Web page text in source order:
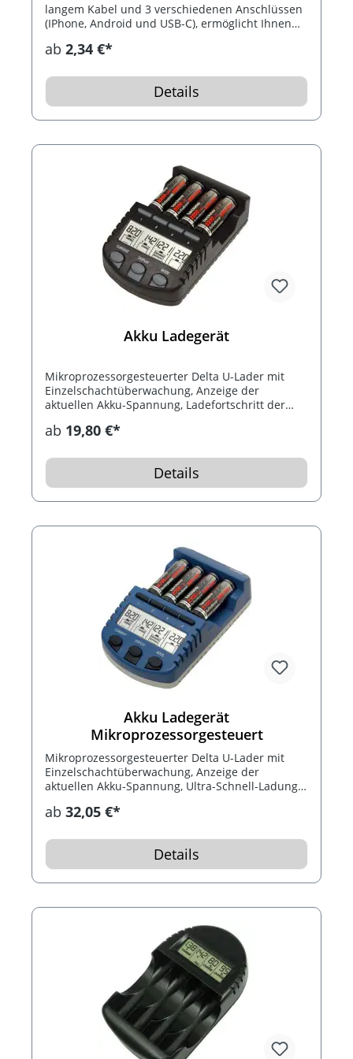
langem Kabel und 3 verschiedenen Anschlüssen
(IPhone, Android und USB-C), ermöglicht Ihnen
ab 2,34 €*
Details
Akku Ladegerät
Mikroprozessorgesteuerter Delta U-Lader mit
Einzelschachtüberwachung, Anzeige der
aktuellen Akku-Spannung, Ladefortschritt der
Testfunktion (Kapazitätsmessung), Akku-Defekt-
Pflegeprogramm) und Überhitzungsschutz. Für
NiCd, NiMH Micro AAA und Mignon AA Akkus.
ab 19,80 €*
Details
Akku Ladegerät
Mikroprozessorgesteuert
Mikroprozessorgesteuerter Delta U-Lader mit
Einzelschachtüberwachung, Anzeige der
aktuellen Akku-Spannung, Ultra-Schnell-Ladung,
Entladefunktion, Testfunktion
Refreshfunktion (Akku-Pflegeprogramm) und
Überhitzungsschutz. Für NiCd, NiMH Micro AAA
und Mignon AA Akkus.
ab 32,05 €*
Details